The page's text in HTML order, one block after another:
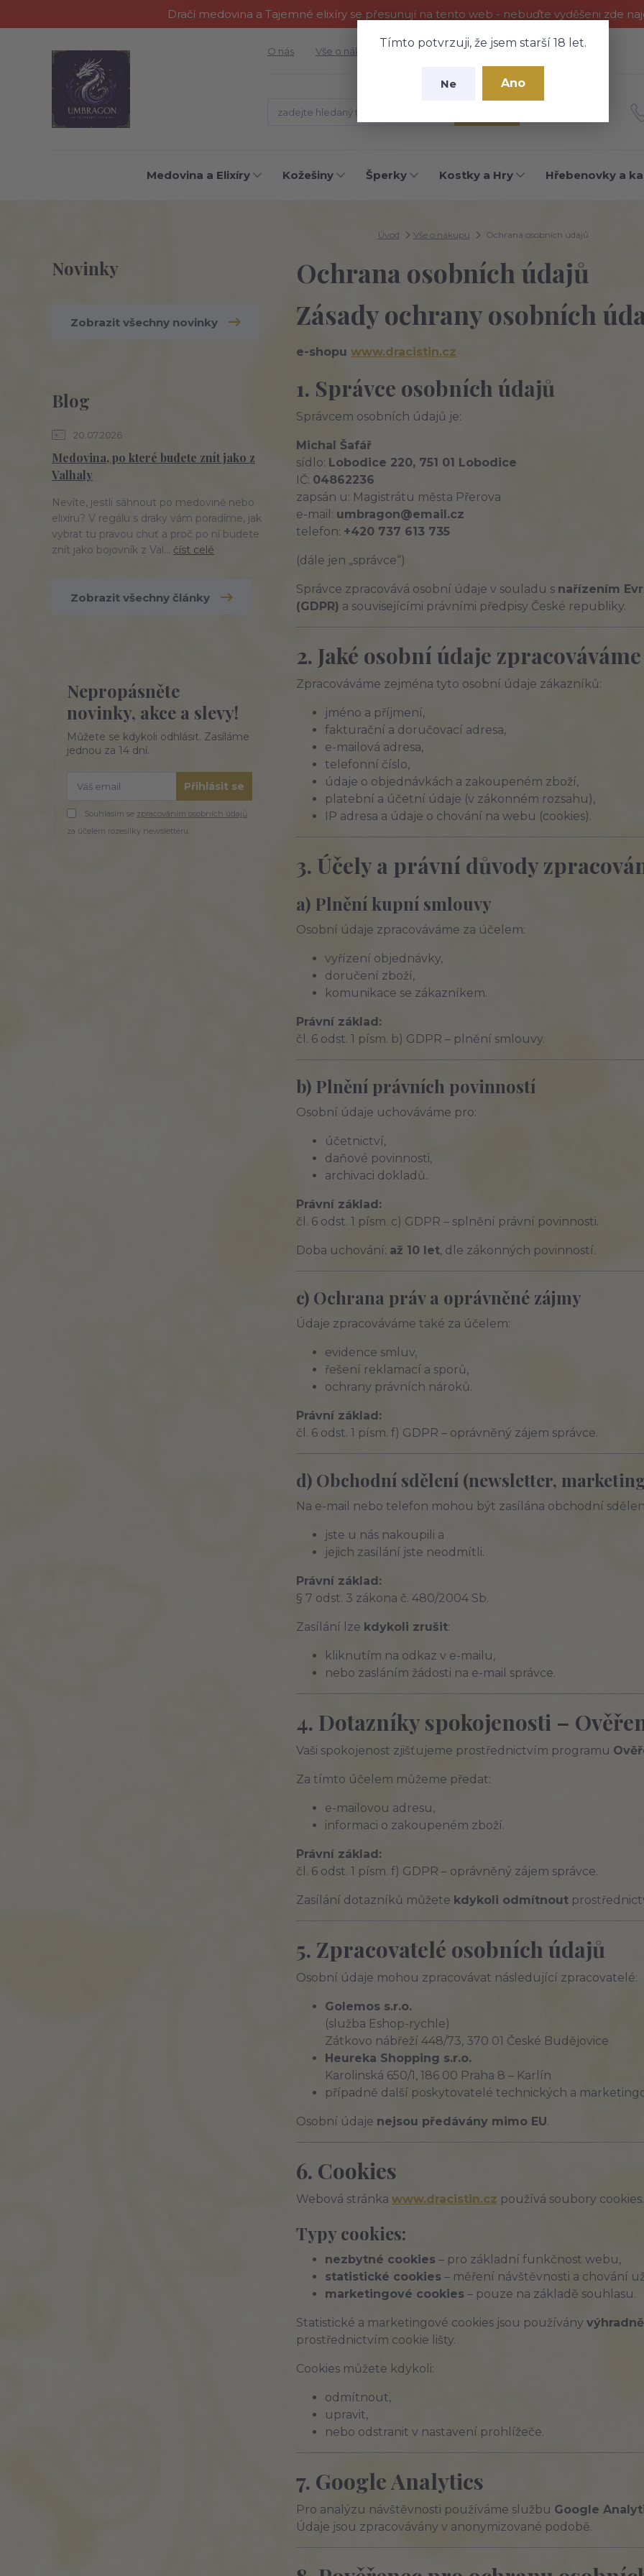
Dračí medovina a Tajemné elixíry se přesunují na tento web - nebuďte vyděšeni zde
Tímto potvrzuji, že jsem starší 18 let.
Ne Ano
O nás Vše o nákupu Fotogalerie Kontakty
Medovina a Elixíry Kožešiny Šperky Kostky a Hry Hřebenovky a
Úvod Vše o nákupu Ochrana osobních údajů
Novinky
Zobrazit všechny novinky
Blog
20.07.2026
Medovina, po které budete znít jako z
Valhaly
Nevíte, jestli sáhnout po medovině nebo
elixíru? V regálu s draky vám poradíme, jak
vybrat tu pravou chuť a proč po ní budete
znít jako bojovník z Val... číst celé
Zobrazit všechny články
Nepropásněte
novinky, akce a slevy!
Můžete se kdykoli odhlásit. Zasíláme
jednou za 14 dní.
Přihlásit se
Souhlasím se zpracováním osobních údajů
za účelem rozesílky newsletteru.
Ochrana osobních údajů
Zásady ochrany osobních
e-shopu www.dracistin.cz
1. Správce osobních údajů
Správcem osobních údajů je:
Michal Šafář
sídlo: Lobodice 220, 751 01 Lobodice
IČ: 04862236
zapsán u: Magistrátu města Přerova
e-mail: umbragon@email.cz
telefon: +420 737 613 735
(dále jen „správce“)
Správce zpracovává osobní údaje v souladu s nařízením
(GDPR) a souvisejícími právními předpisy České republiky.
2. Jaké osobní údaje zpracováváme
Zpracováváme zejména tyto osobní údaje zákazníků:
jméno a příjmení,
fakturační a doručovací adresa,
e-mailová adresa,
telefonní číslo,
údaje o objednávkách a zakoupeném zboží,
platební a účetní údaje (v zákonném rozsahu),
IP adresa a údaje o chování na webu (cookies).
3. Účely a právní důvody
a) Plnění kupní smlouvy
Osobní údaje zpracováváme za účelem:
vyřízení objednávky,
doručení zboží,
komunikace se zákazníkem.
Právní základ:
čl. 6 odst. 1 písm. b) GDPR – plnění smlouvy.
b) Plnění právních povinností
Osobní údaje uchováváme pro:
účetnictví,
daňové povinnosti,
archivaci dokladů.
Právní základ:
čl. 6 odst. 1 písm. c) GDPR – splnění právní povinnosti.
Doba uchování: až 10 let, dle zákonných povinností.
c) Ochrana práv a oprávněné zájmy
Údaje zpracováváme také za účelem:
evidence smluv,
řešení reklamací a sporů,
ochrany právních nároků.
Právní základ:
čl. 6 odst. 1 písm. f) GDPR – oprávněný zájem správce.
d) Obchodní sdělení (newsletter,
Na e-mail nebo telefon mohou být zasílána obchodní
jste u nás nakoupili a
jejich zasílání jste neodmítli.
Právní základ:
§ 7 odst. 3 zákona č. 480/2004 Sb.
Zasílání lze kdykoli zrušit:
kliknutím na odkaz v e-mailu,
nebo zasláním žádosti na e-mail správce.
4. Dotazníky spokojenosti –
Vaši spokojenost zjišťujeme prostřednictvím programu
Za tímto účelem můžeme předat:
e-mailovou adresu,
informaci o zakoupeném zboží.
Právní základ:
čl. 6 odst. 1 písm. f) GDPR – oprávněný zájem správce.
Zasílání dotazníků můžete kdykoli odmítnout
5. Zpracovatelé osobních údajů
Osobní údaje mohou zpracovávat následující zpracovatelé:
Golemos s.r.o.
(služba Eshop-rychle)
Zátkovo nábřeží 448/73, 370 01 České Budějovice
Heureka Shopping s.r.o.
Karolinská 650/1, 186 00 Praha 8 – Karlín
případně další poskytovatelé technických a
Osobní údaje nejsou předávány mimo EU.
6. Cookies
Webová stránka www.dracistin.cz používá soubory cookies.
Typy cookies:
nezbytné cookies – pro základní funkčnost webu,
statistické cookies – měření návštěvnosti a chování
marketingové cookies – pouze na základě souhlasu.
Statistické a marketingové cookies jsou používány
prostřednictvím cookie lišty.
Cookies můžete kdykoli:
odmítnout,
upravit,
nebo odstranit v nastavení prohlížeče.
7. Google Analytics
Pro analýzu návštěvnosti používáme službu Google
Údaje jsou zpracovávány v anonymizované podobě.